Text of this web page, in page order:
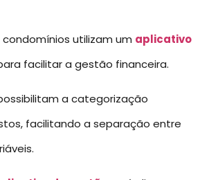
utilizam um aplicativo
facilitar a gestão financeira.
a categorização
facilitando a separação entre